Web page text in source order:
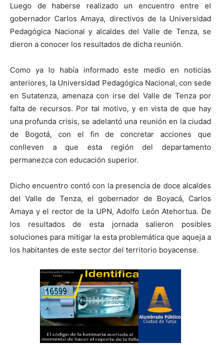
Luego de haberse realizado un encuentro entre el
gobernador Carlos Amaya, directivos de la Universidad
Pedagógica Nacional y alcaldes del Valle de Tenza, se
dieron a conocer los resultados de dicha reunión.
Como ya lo había informado este medio en noticias
anteriores, la Universidad Pedagógica Nacional, con sede
en Sutatenza, amenaza con irse del Valle de Tenza por
falta de recursos. Por tal motivo, y en vista de que hay
una profunda crisis, se adelantó una reunión en la ciudad
de Bogotá, con el fin de concretar acciones que
conlleven a que esta región del departamento
permanezca con educación superior.
Dicho encuentro contó con la presencia de doce alcaldes
del Valle de Tenza, el gobernador de Boyacá, Carlos
Amaya y el rector de la UPN, Adolfo León Atehortua. De
los resultados de esta jornada salieron posibles
soluciones para mitigar la esta problemática que aqueja a
los habitantes de este sector del territorio boyacense.